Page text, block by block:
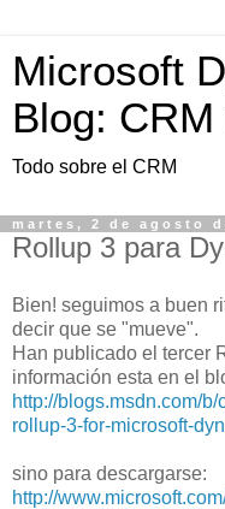
Microsoft
Blog: CRM
Todo sobre el CRM
martes, 2 de agosto
Rollup 3 para
Bien! seguimos a buen
decir que se "mueve".
Han publicado el tercer
información esta en el
http://blogs.msdn.com/
rollup-3-for-microsoft-
sino para descargarse:
http://